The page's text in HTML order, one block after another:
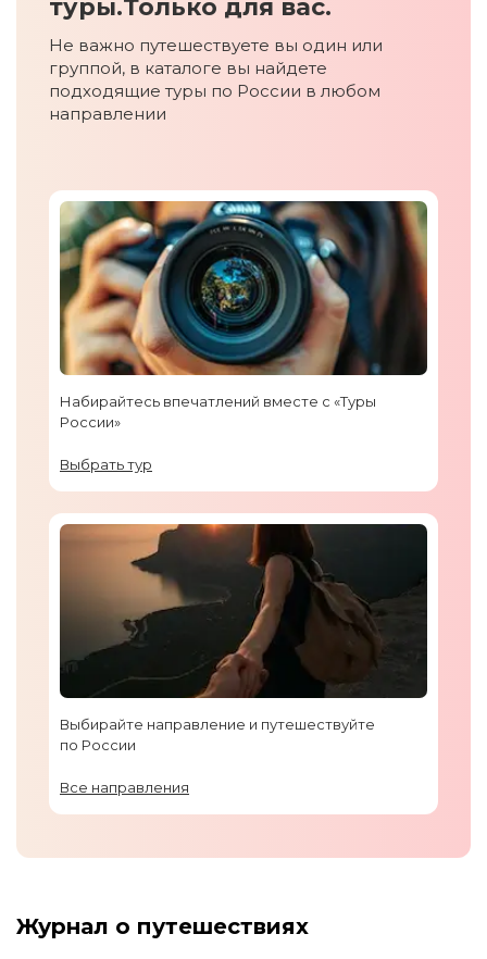
туры.Только для вас.
Не важно путешествуете вы один или
группой, в каталоге вы найдете
подходящие туры по России в любом
направлении
Набирайтесь впечатлений вместе с «Туры
России»
Выбрать тур
Выбирайте направление и путешествуйте
по России
Все направления
Журнал о путешествиях